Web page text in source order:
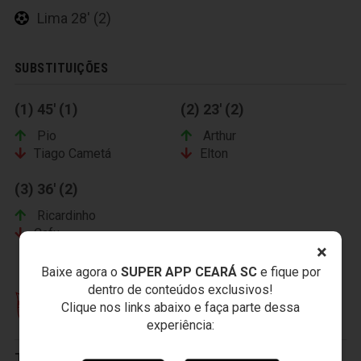
×
Baixe agora o SUPER APP CEARÁ SCe fique por
dentro de conteúdos exclusivos!
Clique nos links abaixo e faça parte dessa
experiência:
Lima 28' (2)
SUBSTITUIÇÕES
(1) 45' (1)
Pio
Tiago Cametá
(2) 23' (2)
Arthur
Elton
(3) 36' (2)
Ricardinho
Cafu
CLUBE DE REGATAS BRASIL